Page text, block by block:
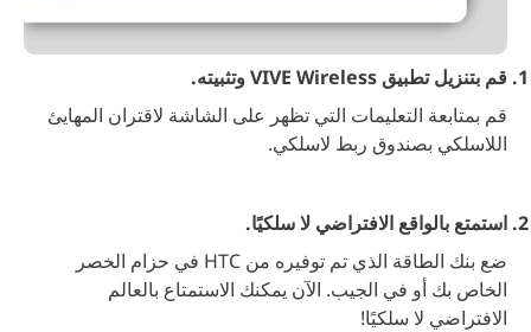
قم بتنزيل تطبيق VIVE Wireless وتثبيته.
قم بمتابعة التعليمات التي تظهر على الشاشة لاقتران المهايئ
اللاسلكي بصندوق ربط لاسلكي.
استمتع بالواقع الافتراضي لا سلكيًا.
ضع بنك الطاقة الذي تم توفيره من HTC في حزام الخصر
الخاص بك أو في الجيب. الآن يمكنك الاستمتاع بالعالم
الافتراضي لا سلكيًا!